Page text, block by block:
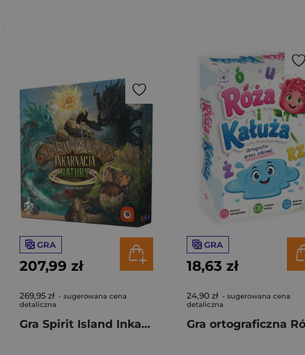
GRA
207,99 zł
269,95 zł - sugerowana cena
detaliczna
Gra Spirit Island Inkarnacja Natury dodatek
GRA
18,63 zł
24,90 zł - sugerowana cena
detaliczna